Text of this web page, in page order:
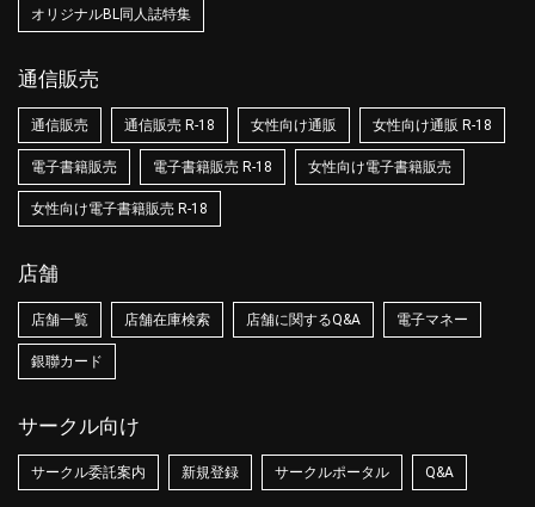
オリジナルBL同人誌特集
通信販売
通信販売 通信販売 R-18 女性向け通販 女性向け通販 R-18
電子書籍販売 電子書籍販売 R-18 女性向け電子書籍販売
女性向け電子書籍販売 R-18
店舗
店舗一覧 店舗在庫検索 店舗に関するQ&A 電子マネー
銀聯カード
サークル向け
サークル委託案内 新規登録 サークルポータル Q&A